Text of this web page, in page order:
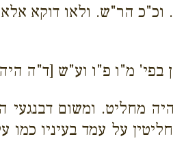
הר"ש. ולאו דוקא אלא
מ"ו פ"ו וע"ש [ד"ה
מחליט. ומשום דבנגעי
על עמד בעיניו כמו